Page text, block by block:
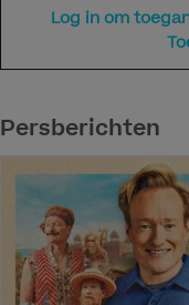
Log in om
Persberichten